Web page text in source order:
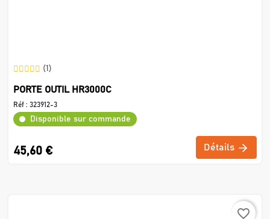
(1)
PORTE OUTIL HR3000C
Réf : 323912-3
Disponible sur commande
45,60 € Détails
favorite_border